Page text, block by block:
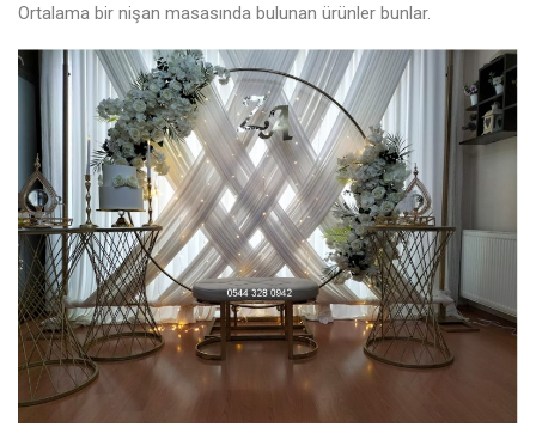
Ortalama bir nişan masasında bulunan ürünler bunlar.